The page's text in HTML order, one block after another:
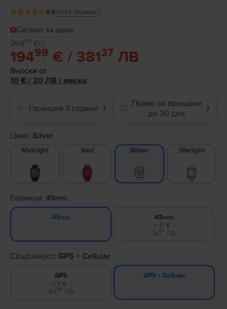
4.84944 отзива
Сигнал за цена
19499 € / 38137 ЛВ
20499 €
Вноски от
10 € / 20 ЛВ / месец
Гаранция 2 години ❯
Право на връщане
до 30 дни
❯
Цвят: Silver
Midnight Red Silver Starlight
Размери: 41mm
41mm 45mm
+ 11 € /
2151 ЛВ
Свързаност: GPS + Cellular
GPS
-23 € /
4498 ЛВ
GPS + Cellular